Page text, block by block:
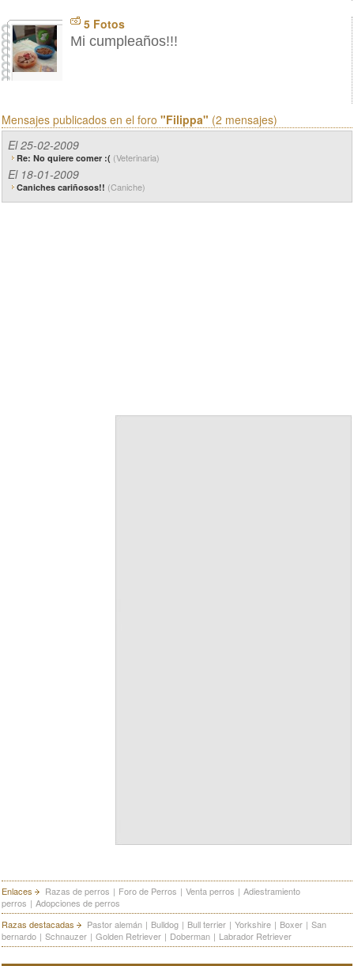
5 Fotos
Mi cumpleaños!!!
Mensajes publicados en el foro "Filippa" (2 mensajes)
El 25-02-2009
Re: No quiere comer :( (Veterinaria)
El 18-01-2009
Caniches cariñosos!! (Caniche)
Enlaces Razas de perros | Foro de Perros | Venta perros | Adiestramiento
perros | Adopciones de perros
Razas destacadas
Pastor alemán | Bulldog | Bull terrier | Yorkshire | Boxer | San
bernardo | Schnauzer | Golden Retriever | Doberman | Labrador Retriever